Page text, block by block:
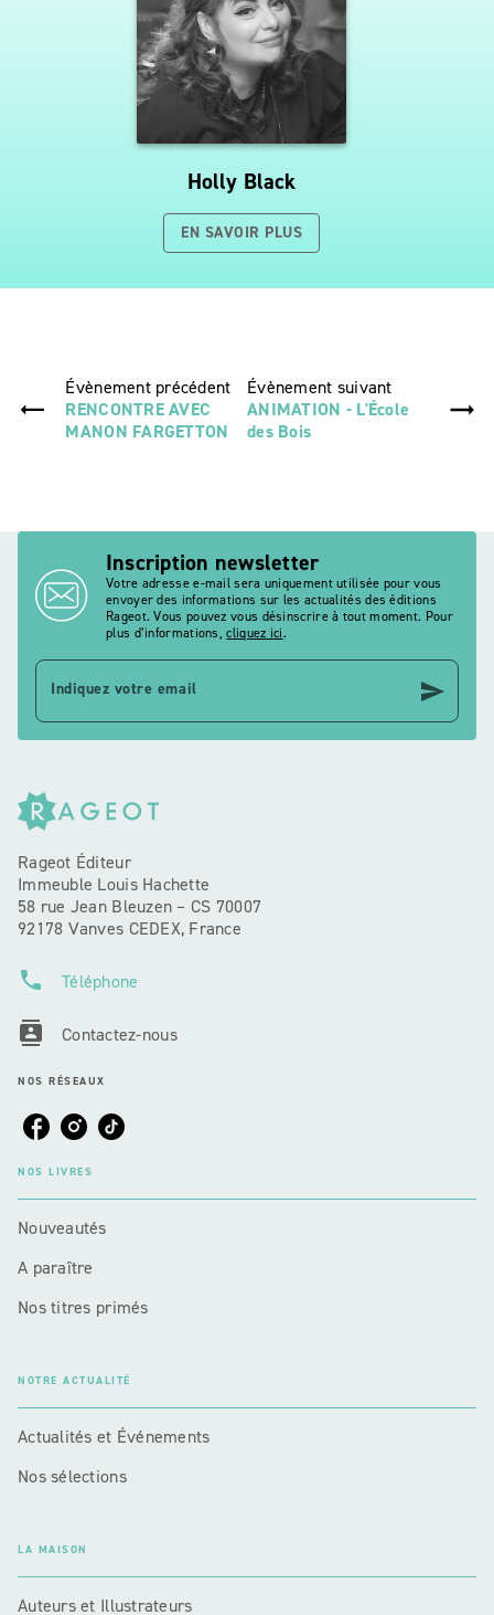
Holly Black
EN SAVOIR PLUS
Évènement précédent
RENCONTRE AVEC
MANON FARGETTON
Évènement suivant
ANIMATION - L'École
des Bois
Inscription newsletter
Votre adresse e-mail sera uniquement utilisée pour vous
envoyer des informations sur les actualités des éditions
Rageot. Vous pouvez vous désinscrire à tout moment. Pour
plus d’informations,cliquez ici.
Indiquez votre email send
Rageot Éditeur
Immeuble Louis Hachette
58 rue Jean Bleuzen – CS 70007
92178 Vanves CEDEX, France
phone Téléphone
contacts Contactez-nous
NOS RÉSEAUX
NOS LIVRES
Nouveautés
A paraître
Nos titres primés
NOTRE ACTUALITÉ
Actualités et Événements
Nos sélections
LA MAISON
Auteurs et Illustrateurs